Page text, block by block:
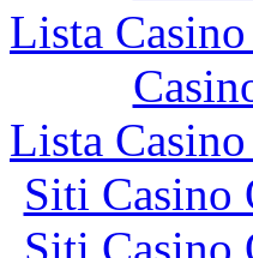
Lista
Lista
Siti Casino
Siti Casino